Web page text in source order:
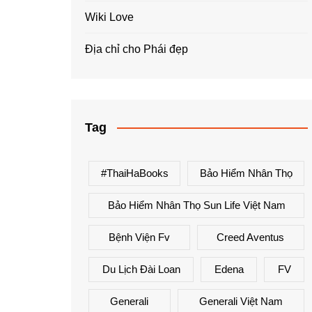
Wiki Love
Địa chỉ cho Phái đẹp
Tag
#ThaiHaBooks Bảo Hiểm Nhân Thọ
Bảo Hiểm Nhân Thọ Sun Life Việt Nam
Bệnh Viện Fv Creed Aventus
Du Lịch Đài Loan Edena FV
Generali Generali Việt Nam